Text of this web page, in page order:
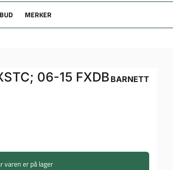
MERKER
06-15 FXDBBARNETT
varen er på lager